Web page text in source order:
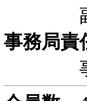
副理
事務局責
事務